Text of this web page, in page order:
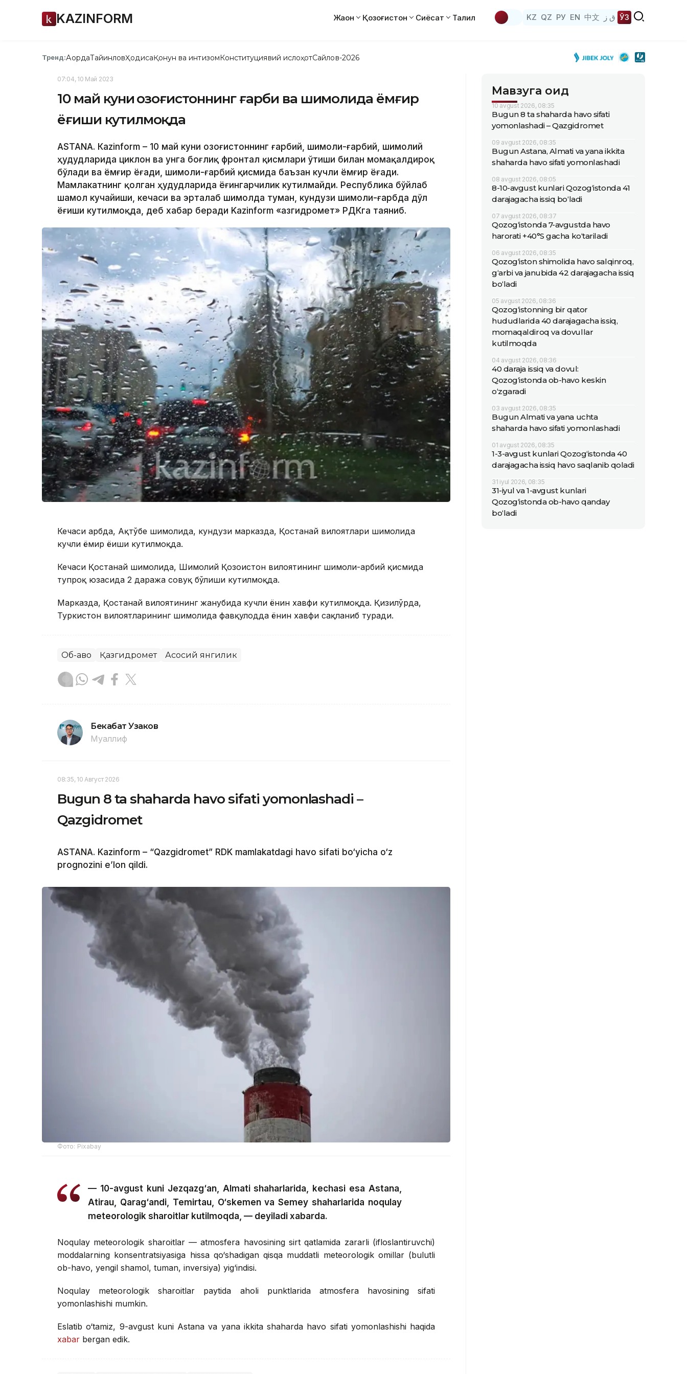
KAZINFORM Жаҳон Қозоғистон Сиёсат Таҳлил KZ QZ РУ EN 中文 ق ز ЎЗ
Тренд:АқордаТайинловҲодисаҚонун ва интизомКонституциявий ислоҳотСайлов-2026
07:04, 10 Май 2023
10 май куни Қозоғистоннинг ғарби ва шимолида ёмғир
ёғиши кутилмоқда
ASTANА. Кazinform – 10 май куни Қозоғистоннинг ғарбий, шимоли-ғарбий, шимолий
ҳудудларида циклон ва унга боғлиқ фронтал қисмлари ўтиши билан момақалдироқ
бўлади ва ёмғир ёғади, шимоли-ғарбий қисмида баъзан кучли ёмғир ёғади.
Мамлакатнинг қолган ҳудудларида ёғингарчилик кутилмайди. Республика бўйлаб
шамол кучайиши, кечаси ва эрталаб шимолда туман, кундузи шимоли-ғарбда дўл
ёғиши кутилмоқда, деб хабар беради Kazinform «Қазгидромет» РДКга таяниб.
Кечаси ғарбда, Ақтўбе шимолида, кундузи марказда, Қостанай вилоятлари шимолида
кучли ёмғир ёғиши кутилмоқда.
Кечаси Қостанай шимолида, Шимолий Қозоғистон вилоятининг шимоли-ғарбий қисмида
тупроқ юзасида 2 даража совуқ бўлиши кутилмоқда.
Марказда, Қостанай вилоятининг жанубида кучли ёнғин хавфи кутилмоқда. Қизилўрда,
Туркистон вилоятларининг шимолида фавқулодда ёнғин хавфи сақланиб туради.
Об-ҳаво Қазгидромет Асосий янгилик
Бекабат Узаков
Муаллиф
08:35, 10 Август 2026
Bugun 8 ta shaharda havo sifati yomonlashadi –
Qazgidromet
ASTANA. Kazinform – “Qazgidromet” RDK mamlakatdagi havo sifati bo‘yicha o‘z
prognozini e’lon qildi.
Фото: Pixabay
— 10-avgust kuni Jezqazg‘an, Almati shaharlarida, kechasi esa Astana,
Atirau, Qarag‘andi, Temirtau, O‘skemen va Semey shaharlarida noqulay
meteorologik sharoitlar kutilmoqda, — deyiladi xabarda.
Noqulay meteorologik sharoitlar — atmosfera havosining sirt qatlamida zararli (ifloslantiruvchi)
moddalarning konsentratsiyasiga hissa qo‘shadigan qisqa muddatli meteorologik omillar (bulutli
ob-havo, yengil shamol, tuman, inversiya) yig‘indisi.
Noqulay meteorologik sharoitlar paytida aholi punktlarida atmosfera havosining sifati
yomonlashishi mumkin.
Eslatib o‘tamiz, 9-avgust kuni Astana va yana ikkita shaharda havo sifati yomonlashishi haqida
xabar bergan edik.
Мавзуга оид
10 avgust 2026, 08:35
Bugun 8 ta shaharda havo sifati
yomonlashadi – Qazgidromet
09 avgust 2026, 08:35
Bugun Astana, Almati va yana ikkita
shaharda havo sifati yomonlashadi
08 avgust 2026, 08:05
8-10-avgust kunlari Qozog‘istonda 41
darajagacha issiq bo‘ladi
07 avgust 2026, 08:37
Qozog‘istonda 7-avgustda havo
harorati +40°S gacha ko‘tariladi
06 avgust 2026, 08:35
Qozog‘iston shimolida havo salqinroq,
g‘arbi va janubida 42 darajagacha issiq
bo‘ladi
05 avgust 2026, 08:36
Qozog‘istonning bir qator
hududlarida 40 darajagacha issiq,
momaqaldiroq va dovullar
kutilmoqda
04 avgust 2026, 08:36
40 daraja issiq va dovul:
Qozog‘istonda ob-havo keskin
o‘zgaradi
03 avgust 2026, 08:35
Bugun Almati va yana uchta
shaharda havo sifati yomonlashadi
01 avgust 2026, 08:35
1-3-avgust kunlari Qozog‘istonda 40
darajagacha issiq havo saqlanib qoladi
31 iyul 2026, 08:35
31-iyul va 1-avgust kunlari
Qozog‘istonda ob-havo qanday
bo‘ladi